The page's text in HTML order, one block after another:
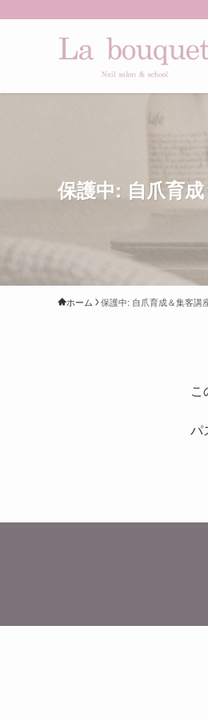
保護中: 自爪育
ホーム 保護中: 自爪育成＆集客講
こ
パ